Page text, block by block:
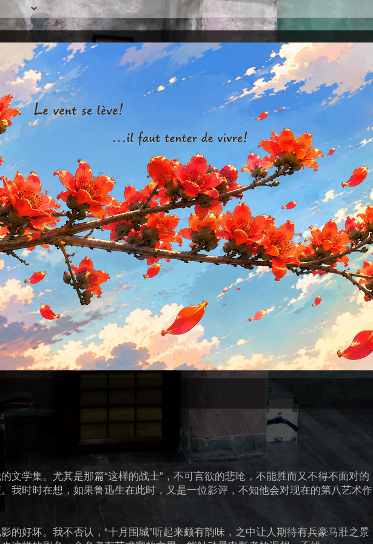
文学集。尤其是那篇“这样的战士”，不可言欲的悲呛，不能胜而又不得不面对的
我时时在想，如果鲁迅生在此时，又是一位影评，不知他会对现在的第八艺术
的好坏。我不否认，“十月围城”听起来颇有韵味，之中让人期待有兵豪马壯之景